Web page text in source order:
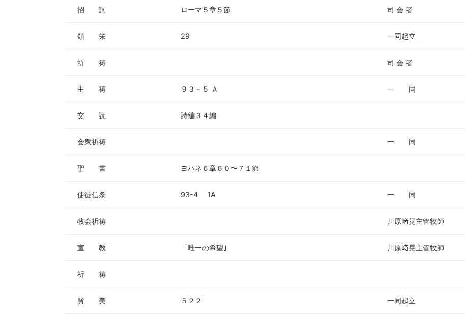
招 詞 ローマ５章５節 司 会 者
頌 栄 29 一同起立
祈 祷 司 会 者
主 祷 ９３－５ Ａ 一 同
交 読 詩編３４編
会衆祈祷 一 同
聖 書 ヨハネ６章６０〜７１節
使徒信条 93-4 1A 一 同
牧会祈祷 川原﨑晃主管牧師
宣 教 「唯一の希望｣ 川原﨑晃主管牧師
祈 祷
賛 美 ５２２ 一同起立